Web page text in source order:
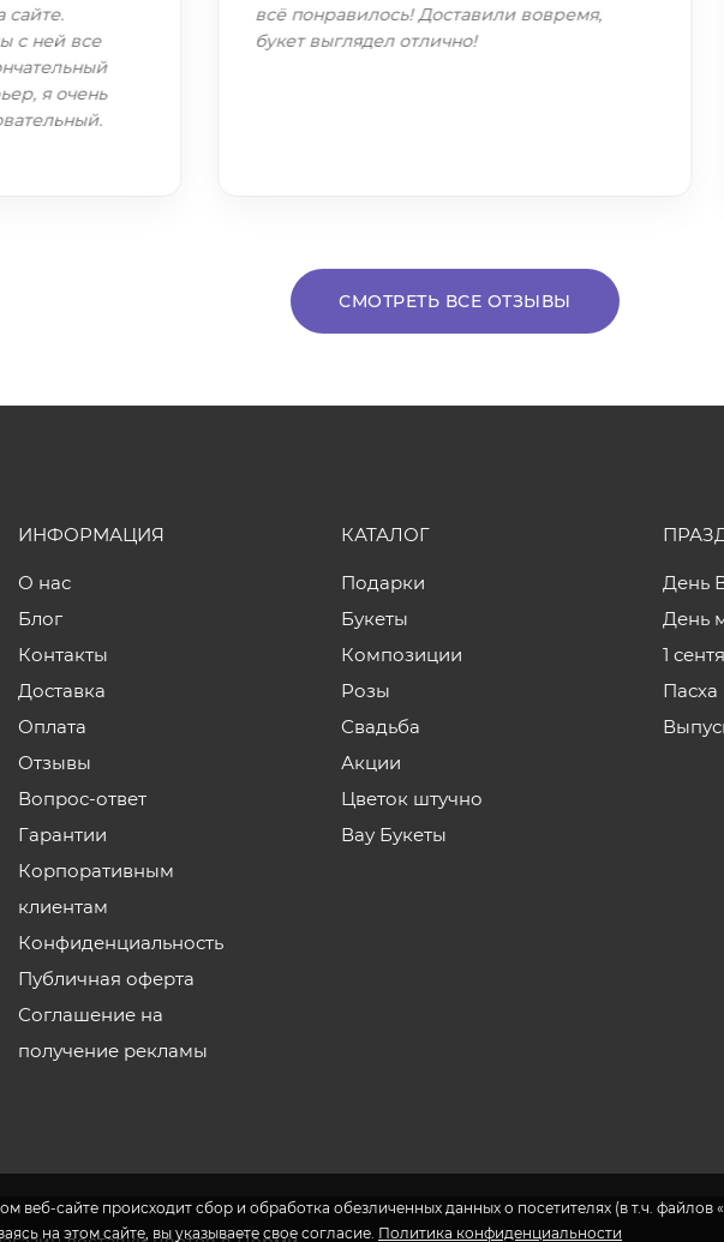
сайте.
с ней все
я очень
всё понравилось! Доставили вовремя,
букет выглядел отлично!
СМОТРЕТЬ ВСЕ ОТЗЫВЫ
веб-сайте происходит сбор и обработка обезличенных данных о посетителях (в т.ч. файлов
на этом сайте, вы указываете свое согласие. Политика конфиденциальности
ИНФОРМАЦИЯ
О нас
Блог
Контакты
Доставка
Оплата
Отзывы
Вопрос-ответ
Гарантии
Корпоративным
клиентам
Конфиденциальность
Публичная оферта
Соглашение на
получение рекламы
КАТАЛОГ
Подарки
Букеты
Композиции
Розы
Свадьба
Акции
Цветок штучно
Вау Букеты
День
День
1
Пасха